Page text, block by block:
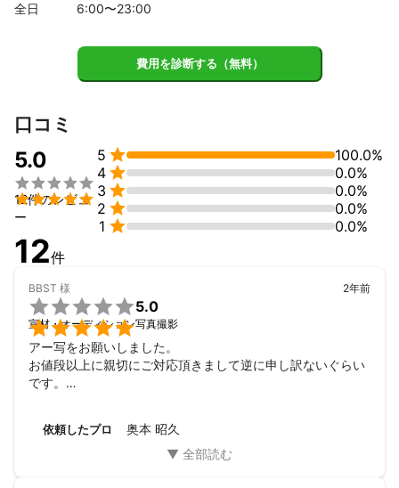
W、ViVi、it LOVE、大人のおしゃれ手帖、LARME、Glamorus、S
人百花、マンスリー吉本、百日草、Ocappa、ヘアモード、SAKU
RA、ひよこクラブ、たまごクラブ
EARTHMAGIC(MOOK)、ananヘアカタログ、saitaヘアカタログ、
K)、MACKINTOSH PHILOSOPHY(MOOK)、YLANG YLANG(MO
ViVi 109 book
Book
奈良裕也「GIRLY HAIR ARRANGE」
CECILE、Candy Stripper LOOK BOOK、Honey Cinnemon
Advertising
Blondoll、JELLY BEANS、TOKYO Solamachi、MURUA、Ravijou
r、Free’s Mart、Candy Stripper、Vingt Heuf、新越谷VARIE、
石川美容理容専門学校パンフレット、バンタンデザイン研究所パ
ンフレット
Catalog
キモノのこゝろ、stylife
CDjk
いとうかなこ、ZEN THE HOLLYWOOD、CIMBA、BLANKY JET
坂本真綾、シーナ&ロケッツ、山崎まさよし、
A NAOKI、SILENT SIREN、CIMBA、堀江由衣、スケボーキング
Artist
全日 6:00〜23:00
費用を診断する（無料）
口コミ
5.0


12件のレビュ
ー
5 
100.0%
4 
0.0%
3 
0.0%
2 
0.0%
1  0.0%
12件
BBST 様


5.0
宣材・オーディション写真撮影
2年前
アー写をお願いしました。
お値段以上に親切にご対応頂きまして逆に申し訳ないぐらい
です。
納得の行く仕上がりまでお付き合い頂き感謝しております。
依頼したプロ 奥本 昭久